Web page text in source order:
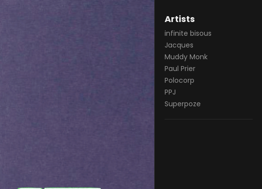
Artists
infinite bisous
Jacques
Muddy Monk
Paul Prier
Polocorp
PPJ
Superpoze